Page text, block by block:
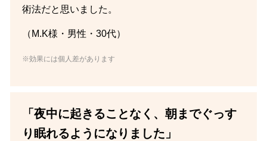
術法だと思いました。
（M.K様・男性・30代）
※効果には個人差があります
「夜中に起きることなく、朝までぐっす
り眠れるようになりました」